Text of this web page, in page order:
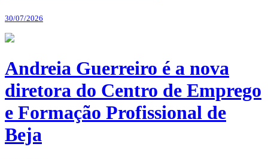
30/07/2026
Andreia Guerreiro é a nova
diretora do Centro de Emprego
e Formação Profissional de
Beja